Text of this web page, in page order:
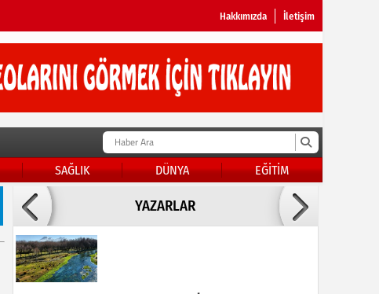
Hakkımızda İletişim
SAĞLIK DÜNYA EĞİTİM
YAZARLAR
KADER DİYEMEZSİN SEN KENDİN ETTİN